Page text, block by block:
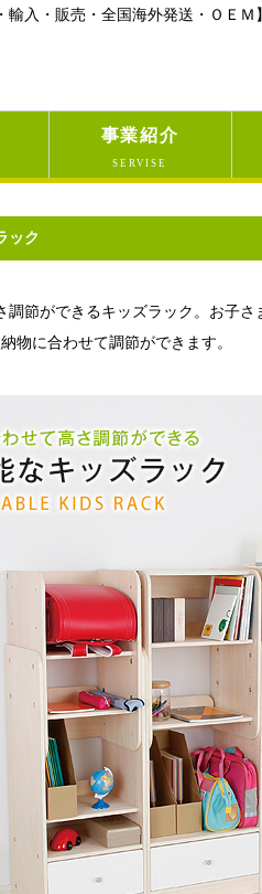
売・全国海外発送・ＯＥＭ】
事業紹介
SERVISE
ック
調節ができるキッズラック。お子さ
物に合わせて調節ができます。